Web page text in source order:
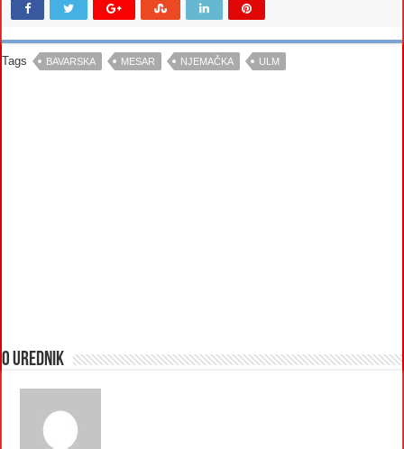
Tags BAVARSKA MESAR NJEMAČKA ULM
O urednik